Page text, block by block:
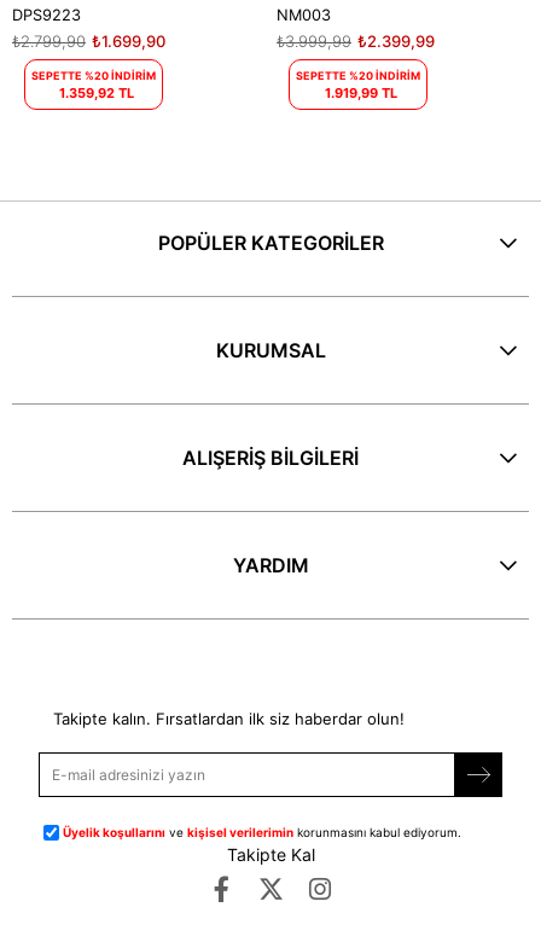
DPS9223
₺1.699,90
₺2.799,90
SEPETTE %20 İNDİRİM
1.359,92 TL
NM003
₺2.399,99
₺3.999,99
SEPETTE %20 İNDİRİM
1.919,99 TL
POPÜLER KATEGORİLER
KURUMSAL
ALIŞERİŞ BİLGİLERİ
YARDIM
Takipte kalın. Fırsatlardan ilk siz haberdar olun!
Üyelik koşullarını vekişisel verilerimin korunmasını kabul ediyorum.
Takipte Kal